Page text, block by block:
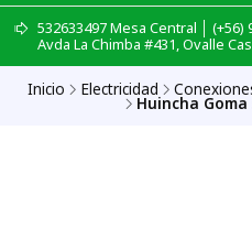
532633497 Mesa Central │ (+56)
Avda La Chimba #431, Ovalle
Inicio Electricidad
Huincha